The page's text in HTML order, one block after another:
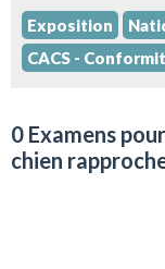
Exposition
CACS -
0 Examens
chien